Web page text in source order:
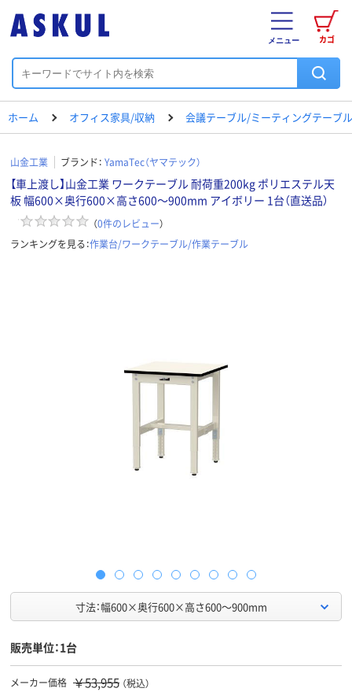
カゴ
メニュー
ホーム オフィス家具/収納 会議テーブル/ミーティングテーブル
山金工業 ブランド： YamaTec（ヤマテック）
【車上渡し】山金工業 ワークテーブル 耐荷重200kg ポリエステル天
板 幅600×奥行600×高さ600～900mm アイボリー 1台（直送品）
（0件のレビュー）
ランキングを見る：作業台/ワークテーブル/作業テーブル
寸法：幅600×奥行600×高さ600～900mm
販売単位：1台
メーカー価格 ￥53,955 （税込）